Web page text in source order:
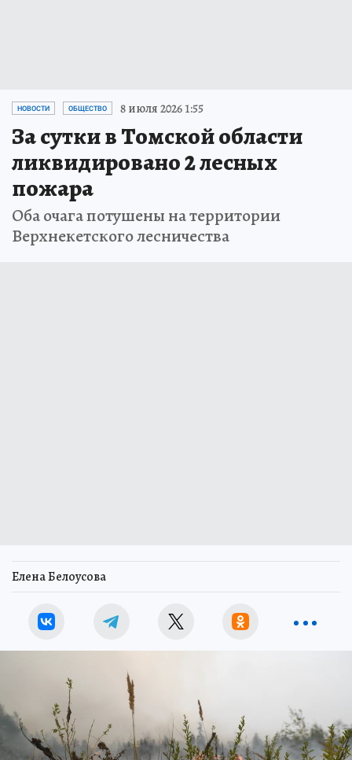
НОВОСТИ ОБЩЕСТВО 8 июля 2026 1:55
За сутки в Томской области
ликвидировано 2 лесных
пожара
Оба очага потушены на территории
Верхнекетского лесничества
Елена Белоусова